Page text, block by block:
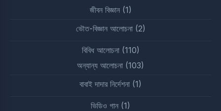
জীবন বিজ্ঞান(1)
ভৌত-বিজ্ঞান আলোচনা(2)
বিবিধ আলোচনা(110)
অন্যান্য আলোচনা (103)
বাবাই দাদার নির্দেশনা (1)
ভিডিও গান (1)